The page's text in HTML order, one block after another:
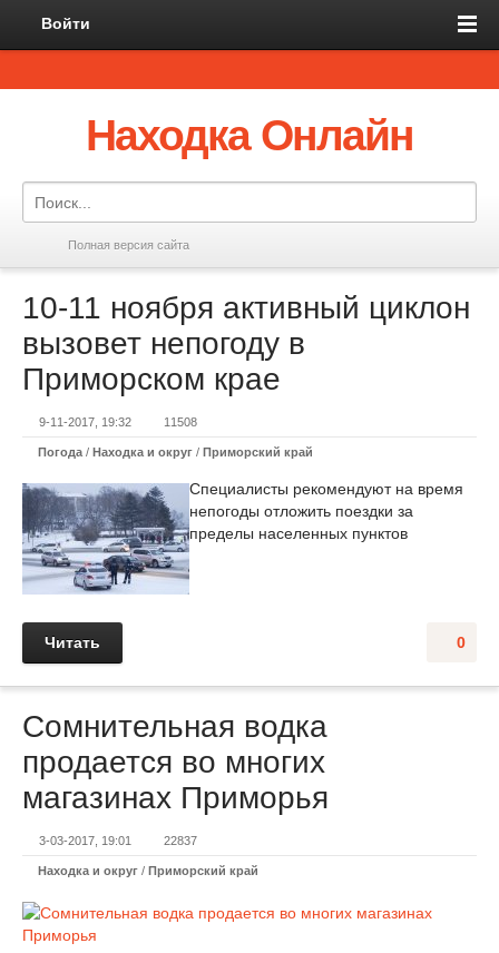
Войти
Находка Онлайн
Полная версия сайта
10-11 ноября активный циклон
вызовет непогоду в
Приморском крае
9-11-2017, 19:32 11508
Погода / Находка и округ / Приморский край
Специалисты рекомендуют на время
непогоды отложить поездки за
пределы населенных пунктов
0
Читать
Сомнительная водка
продается во многих
магазинах Приморья
3-03-2017, 19:01 22837
Находка и округ / Приморский край